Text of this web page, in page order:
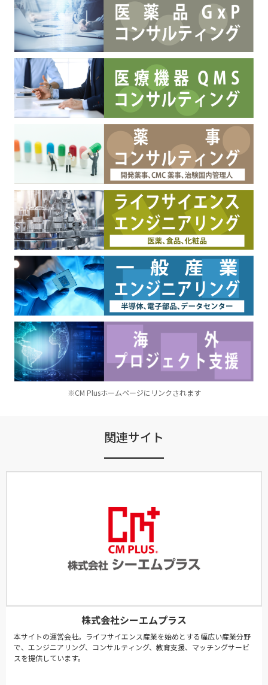
※CM Plusホームページにリンクされます
関連サイト
株式会社シーエムプラス
本サイトの運営会社。ライフサイエンス産業を始めとする幅広い産業分野
で、エンジニアリング、コンサルティング、教育支援、マッチングサービ
スを提供しています。